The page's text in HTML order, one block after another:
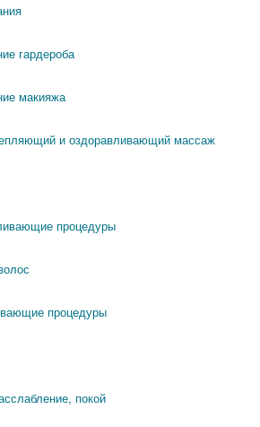
гардероба
макияжа
и оздоравливающий массаж
процедуры
процедуры
покой